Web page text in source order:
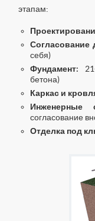
этапам:
Согласование
себя)
Фундамент:
бетона)
Каркас и
Инженерные
согласование
Отделка под